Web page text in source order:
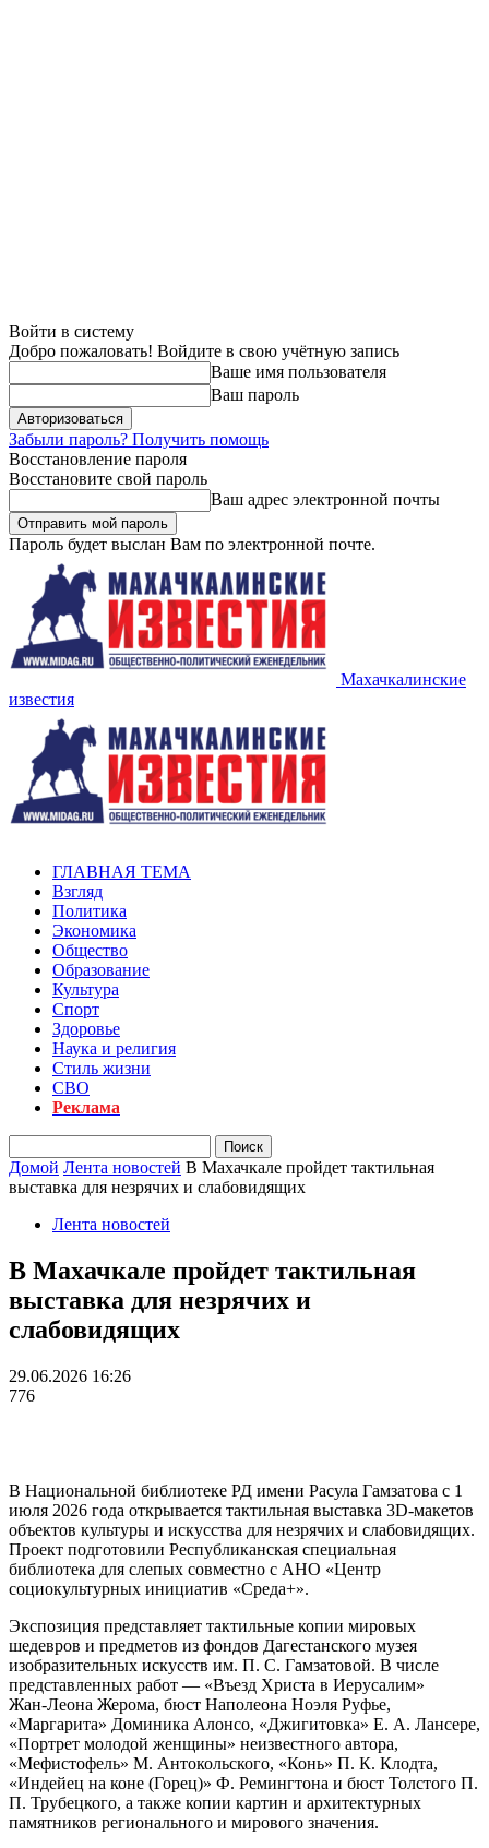
Войти в систему
Добро пожаловать! Войдите в свою учётную запись
Ваше имя пользователя
Ваш пароль
Забыли пароль? Получить помощь
Восстановление пароля
Восстановите свой пароль
Ваш адрес электронной почты
Пароль будет выслан Вам по электронной почте.
Махачкалинские
известия
ГЛАВНАЯ ТЕМА
Взгляд
Политика
Экономика
Общество
Образование
Культура
Спорт
Здоровье
Наука и религия
Стиль жизни
СВО
Реклама
Домой Лента новостей В Махачкале пройдет тактильная
выставка для незрячих и слабовидящих
Лента новостей
В Махачкале пройдет тактильная
выставка для незрячих и
слабовидящих
29.06.2026 16:26
776
В Национальной библиотеке РД имени Расула Гамзатова с 1
июля 2026 года открывается тактильная выставка 3D‑макетов
объектов культуры и искусства для незрячих и слабовидящих.
Проект подготовили Республиканская специальная
библиотека для слепых совместно с АНО «Центр
социокультурных инициатив «Среда+».
Экспозиция представляет тактильные копии мировых
шедевров и предметов из фондов Дагестанского музея
изобразительных искусств им. П. С. Гамзатовой. В числе
представленных работ — «Въезд Христа в Иерусалим»
Жан‑Леона Жерома, бюст Наполеона Ноэля Руфье,
«Маргарита» Доминика Алонсо, «Джигитовка» Е. А. Лансере,
«Портрет молодой женщины» неизвестного автора,
«Мефистофель» М. Антокольского, «Конь» П. К. Клодта,
«Индейец на коне (Горец)» Ф. Ремингтона и бюст Толстого П.
П. Трубецкого, а также копии картин и архитектурных
памятников регионального и мирового значения.